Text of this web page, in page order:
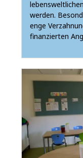
werden.
enge
finanzierten